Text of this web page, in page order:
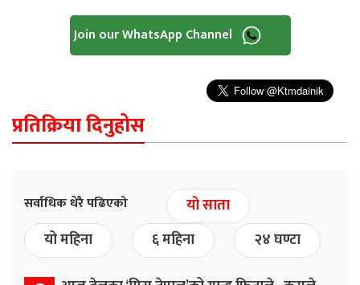
Join our WhatsApp Channel
प्रतिक्रिया दिनुहोस
सर्वाधिक धेरै पढिएको
यो साता
यो महिना
६ महिना २४ घण्टा